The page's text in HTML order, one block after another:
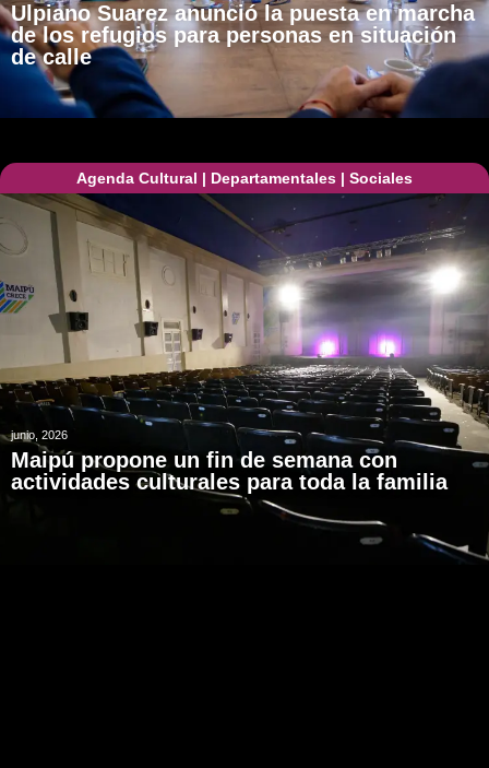
Ulpiano Suarez anunció la puesta en marcha
de los refugios para personas en situación
de calle
Agenda Cultural | Departamentales | Sociales
junio, 2026
Maipú propone un fin de semana con
actividades culturales para toda la familia